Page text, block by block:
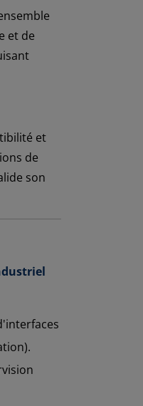
et de
et
de
son